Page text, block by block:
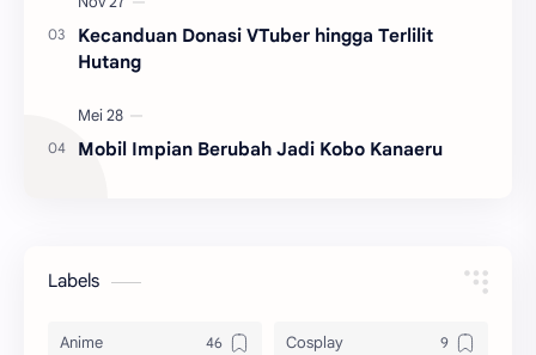
Kecanduan Donasi VTuber hingga Terlilit
Hutang
Mobil Impian Berubah Jadi Kobo Kanaeru
Labels
Anime Cosplay